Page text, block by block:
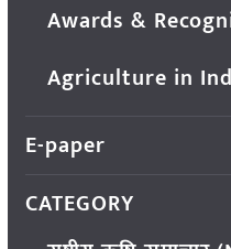
Awards &
Agriculture in
E-paper
CATEGORY